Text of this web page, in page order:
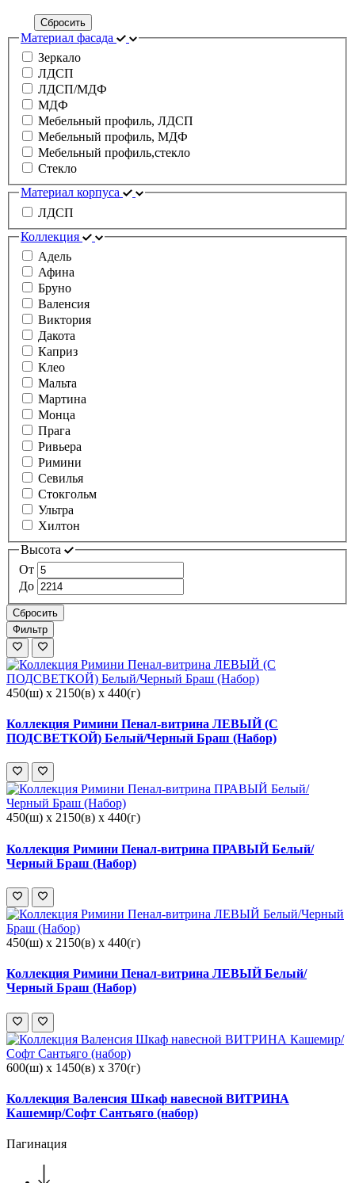
Сбросить
Материал фасада
Зеркало
ЛДСП
ЛДСП/МДФ
МДФ
Мебельный профиль, ЛДСП
Мебельный профиль, МДФ
Мебельный профиль,стекло
Стекло
Материал корпуса
ЛДСП
Коллекция
Адель
Афина
Бруно
Валенсия
Виктория
Дакота
Каприз
Клео
Мальта
Мартина
Монца
Прага
Ривьера
Римини
Севилья
Стокгольм
Ультра
Хилтон
Высота
От
До
Сбросить
Фильтр
450(ш) x 2150(в) x 440(г)
Коллекция Римини Пенал-витрина ЛЕВЫЙ (С
ПОДСВЕТКОЙ) Белый/Черный Браш (Набор)
450(ш) x 2150(в) x 440(г)
Коллекция Римини Пенал-витрина ПРАВЫЙ Белый/
Черный Браш (Набор)
450(ш) x 2150(в) x 440(г)
Коллекция Римини Пенал-витрина ЛЕВЫЙ Белый/
Черный Браш (Набор)
600(ш) x 1450(в) x 370(г)
Коллекция Валенсия Шкаф навесной ВИТРИНА
Кашемир/Софт Сантьяго (набор)
Пагинация